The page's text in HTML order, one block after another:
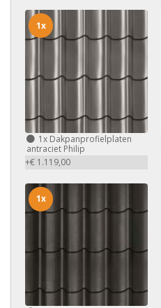
1x Dakpanprofielplaten
antraciet Philip
+€ 1.119,00
1x
1x